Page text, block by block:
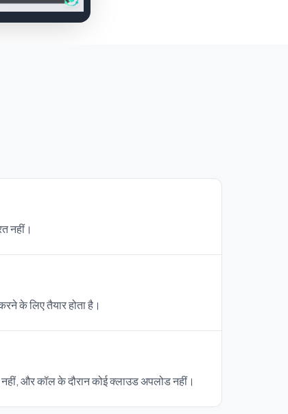
नहीं।
के लिए तैयार होता है।
और कॉल के दौरान कोई क्लाउड अपलोड नहीं।